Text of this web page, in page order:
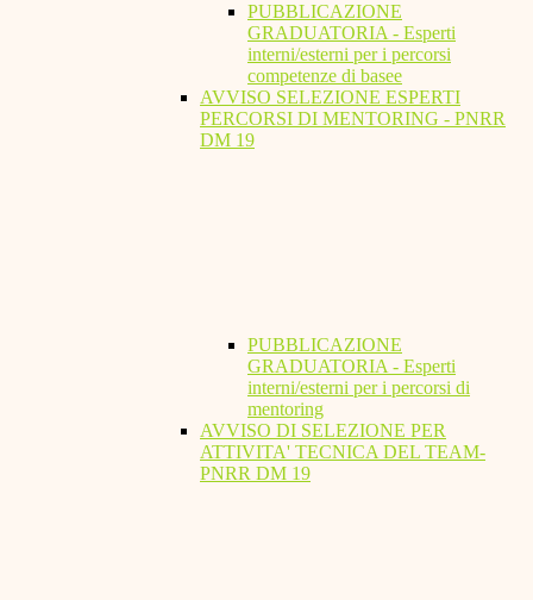
PUBBLICAZIONE
GRADUATORIA - Esperti
interni/esterni per i percorsi
competenze di basee
AVVISO SELEZIONE ESPERTI
PERCORSI DI MENTORING - PNRR
DM 19
PUBBLICAZIONE
GRADUATORIA - Esperti
interni/esterni per i percorsi di
mentoring
AVVISO DI SELEZIONE PER
ATTIVITA' TECNICA DEL TEAM-
PNRR DM 19